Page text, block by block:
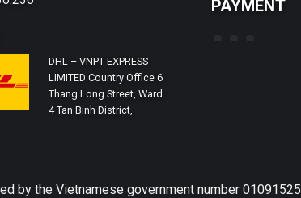
DHL – VNPT EXPRESS
LIMITED Country Office 6
Thang Long Street, Ward
4 Tan Binh District,
PAYMENT
by the Vietnamese government number